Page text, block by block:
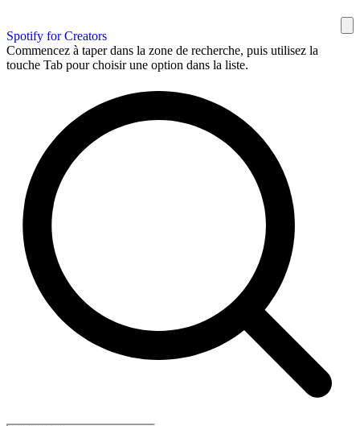
Spotify for Creators
Commencez à taper dans la zone de recherche, puis utilisez la
touche Tab pour choisir une option dans la liste.